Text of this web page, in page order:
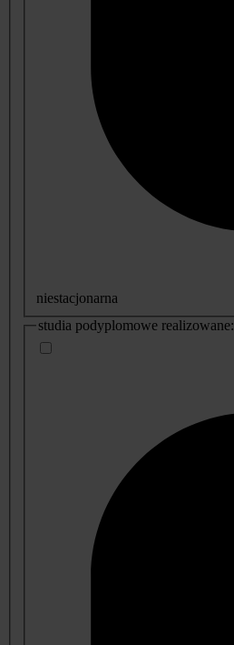
niestacjonarna
studia podyplomowe realizowane: